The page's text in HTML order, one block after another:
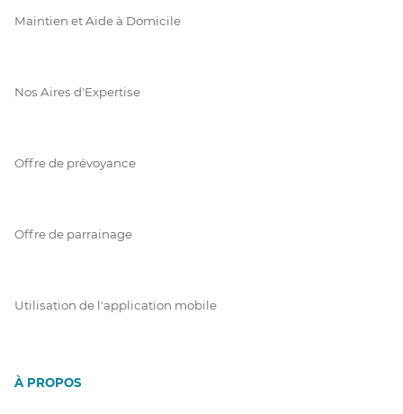
Maintien et Aide à Domicile
Nos Aires d'Expertise
Offre de prévoyance
Offre de parrainage
Utilisation de l'application mobile
À PROPOS